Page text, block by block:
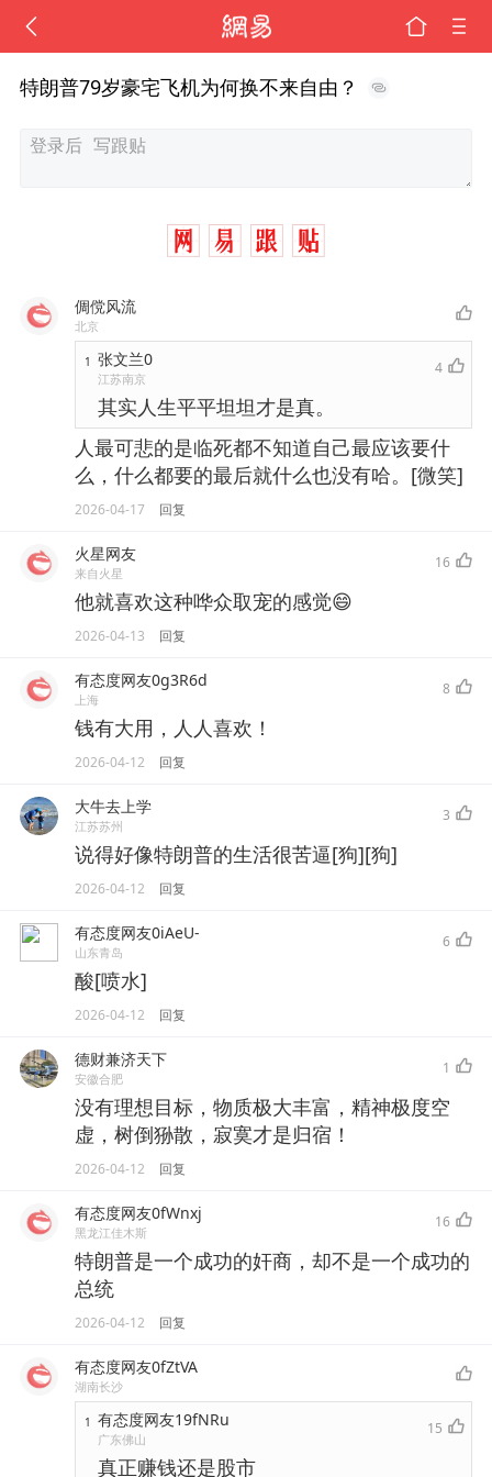
特朗普79岁豪宅飞机为何换不来自由？
倜傥风流
北京
1 张文兰0
江苏南京
4
其实人生平平坦坦才是真。
人最可悲的是临死都不知道自己最应该要什
么，什么都要的最后就什么也没有哈。[微笑]
2026-04-17 回复
火星网友
来自火星
16
他就喜欢这种哗众取宠的感觉😄
2026-04-13 回复
有态度网友0g3R6d
上海
8
钱有大用，人人喜欢！
2026-04-12 回复
大牛去上学
江苏苏州
3
说得好像特朗普的生活很苦逼[狗][狗]
2026-04-12 回复
有态度网友0iAeU-
山东青岛
6
酸[喷水]
2026-04-12 回复
德财兼济天下
安徽合肥
1
没有理想目标，物质极大丰富，精神极度空
虚，树倒狲散，寂寞才是归宿！
2026-04-12 回复
有态度网友0fWnxj
黑龙江佳木斯
16
特朗普是一个成功的奸商，却不是一个成功的
总统
2026-04-12 回复
有态度网友0fZtVA
湖南长沙
1 有态度网友19fNRu
广东佛山
15
真正赚钱还是股市